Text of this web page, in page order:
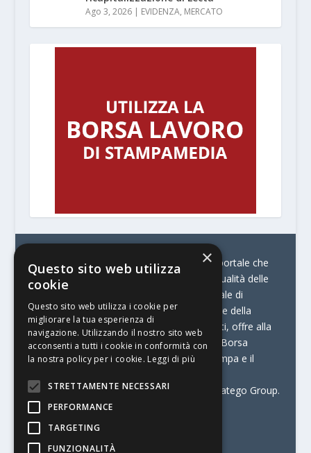
Ago 3, 2026| EVIDENZA, MERCATO
© Stratego Group –
stampamedia.net è il portale che
racconta le innovazioni tecnologiche e l’attualità delle
aziende di stampa e di converting. È il portale di
riferimento per chi opera in Italia nel settore della
comunicazione stampata. Oltre ai contenuti, offre alla
propria community diversi servizi come:
la Borsa
Lavoro, la Print Connection, i Big della Stampa e il
Stampamedia.net è una delle testate di Stratego Group.
Partita IVA07921450156
×
Questo sito web utilizza
cookie
Questo sito web utilizza i cookie per
migliorare la tua esperienza di
navigazione. Utilizzando il nostro sito web
acconsenti a tutti i cookie in conformità con
la nostra policy per i cookie. Leggi di più
STRETTAMENTE NECESSARI
PERFORMANCE
TARGETING
FUNZIONALITÀ